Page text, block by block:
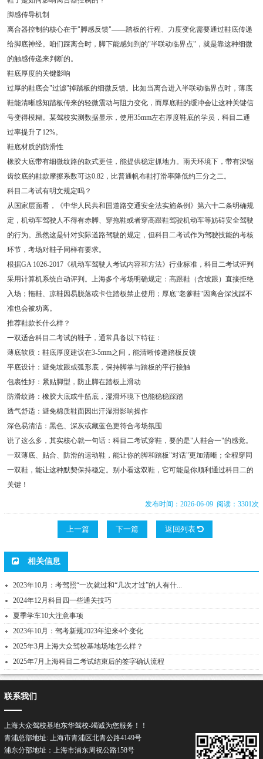
脚感传导机制
离合器控制的核心在于"脚感反馈"——踏板的行程、力度变化需要通过鞋底传递
给脚底神经。咱们踩离合时，脚下能感知到的"半联动临界点"，就是靠这种细微
的触感传递来判断的。
鞋底厚度的关键影响
过厚的鞋底会"过滤"掉踏板的细微反馈。比如当离合进入半联动临界点时，薄底
鞋能清晰感知踏板传来的轻微震动与阻力变化，而厚底鞋的缓冲会让这种关键信
号变得模糊。某驾校实测数据显示，使用35mm左右厚度鞋底的学员，科目二通
过率提升了12%。
鞋底材质的防滑性
橡胶大底带有细微纹路的款式更佳，能提供稳定抓地力。雨天环境下，带有深锯
齿纹底的鞋款摩擦系数可达0.82，比普通帆布鞋打滑率降低约三分之二。
科目二考试有明文规定吗？
从国家层面看，《中华人民共和国道路交通安全法实施条例》第六十二条明确规
定，机动车驾驶人不得有赤脚、穿拖鞋或者穿高跟鞋驾驶机动车等妨碍安全驾驶
的行为。虽然这是针对实际道路驾驶的规定，但科目二考试作为驾驶技能的考核
环节，考场对鞋子同样有要求。
根据GA 1026-2017《机动车驾驶人考试内容和方法》行业标准，科目二考试评判
采用计算机系统自动评判。上海多个考场明确规定：高跟鞋（含坡跟）直接拒绝
入场；拖鞋、凉鞋因易脱落或卡住踏板禁止使用；厚底"老爹鞋"因离合深浅踩不
准也会被劝离。
推荐鞋款长什么样？
一双适合科目二考试的鞋子，通常具备以下特征：
薄底软质：鞋底厚度建议在3-5mm之间，能清晰传递踏板反馈
平底设计：避免坡跟或弧形底，保持脚掌与踏板的平行接触
包裹性好：紧贴脚型，防止脚在踏板上滑动
防滑纹路：橡胶大底或牛筋底，湿滑环境下也能稳稳踩踏
透气舒适：避免棉质鞋面因出汗湿滑影响操作
深色易清洁：黑色、深灰或藏蓝色更符合考场氛围
说了这么多，其实核心就一句话：科目二考试穿鞋，要的是"人鞋合一"的感觉。
一双薄底、贴合、防滑的运动鞋，能让你的脚和踏板"对话"更加清晰；全程穿同
一双鞋，能让这种默契保持稳定。别小看这双鞋，它可能是你顺利通过科目二的
关键！
发布时间：2026-06-09 阅读：3301次
上一篇 下一篇 返回列表
相关信息
2023年10月：考驾照“一次就过和“几次才过”的人有什...
2024年12月科目四一些通关技巧
夏季学车10大注意事项
2023年10月：驾考新规2023年迎来4个变化
2025年3月上海大众驾校基地场地怎么样？
2025年7月上海科目二考试结束后的签字确认流程
联系我们
上海大众驾校基地东华驾校-竭诚为您服务！！
青浦总部地址: 上海市青浦区北青公路4149号
浦东分部地址：上海市浦东周祝公路158号